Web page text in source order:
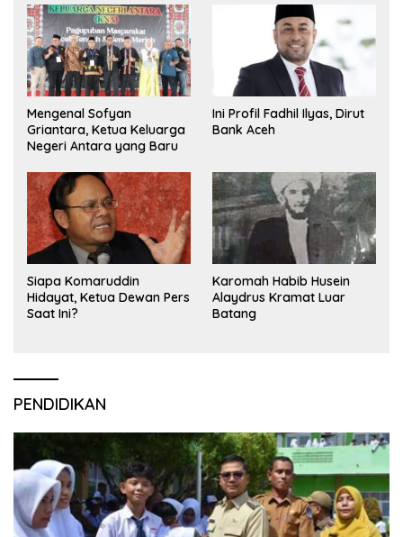
Mengenal Sofyan
Griantara, Ketua Keluarga
Negeri Antara yang Baru
Ini Profil Fadhil Ilyas, Dirut
Bank Aceh
Siapa Komaruddin
Hidayat, Ketua Dewan Pers
Saat Ini?
Karomah Habib Husein
Alaydrus Kramat Luar
Batang
PENDIDIKAN